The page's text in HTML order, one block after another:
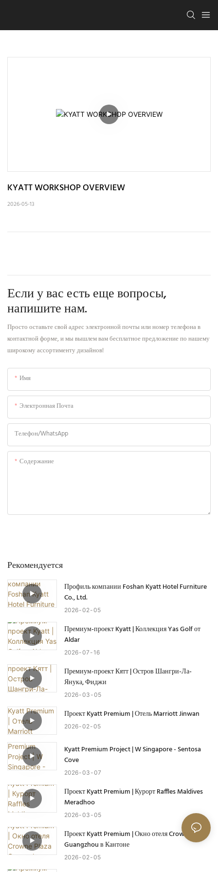
KYATT WORKSHOP OVERVIEW
2026-05-13
Если у вас есть еще вопросы,
напишите нам.
Просто оставьте свой адрес электронной почты или номер телефона в
контактной форме, и мы вышлем вам бесплатное предложение по нашему
широкому ассортименту дизайнов!
Имя
Электронная Почта
Телефон/WhatsApp
Содержание
Рекомендуется
Профиль компании Foshan Kyatt Hotel Furniture
Co., Ltd.
2026 02 05
Премиум-проект Kyatt | Коллекция Yas Golf от
Aldar
2026 07 16
Премиум-проект Кятт | Остров Шангри-Ла-
Янука, Фиджи
2026 03 05
Проект Kyatt Premium | Отель Marriott Jinwan
2026 02 05
Kyatt Premium Project | W Singapore - Sentosa
Cove
2026 03 07
Проект Kyatt Premium | Курорт Raffles Maldives
Meradhoo
2026 03 05
Проект Kyatt Premium | Окно отеля Crowne Plaza
Guangzhou в Кантоне
2026 02 05